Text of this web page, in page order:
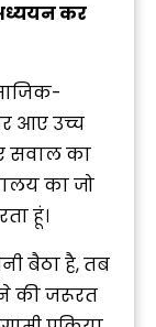
कर
आए उच्च
सवाल का
का जो
हूं।
बैठा है, तब
की जरूरत